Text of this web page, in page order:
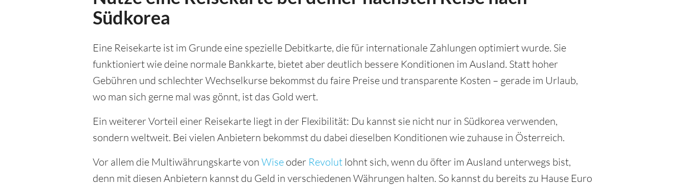
Südkorea
Eine Reisekarte ist im Grunde eine spezielle Debitkarte, die für internationale Zahlungen optimiert wurde. Sie
funktioniert wie deine normale Bankkarte, bietet aber deutlich bessere Konditionen im Ausland. Statt hoher
Gebühren und schlechter Wechselkurse bekommst du faire Preise und transparente Kosten – gerade im Urlaub,
wo man sich gerne mal was gönnt, ist das Gold wert.
Ein weiterer Vorteil einer Reisekarte liegt in der Flexibilität: Du kannst sie nicht nur in Südkorea verwenden,
sondern weltweit. Bei vielen Anbietern bekommst du dabei dieselben Konditionen wie zuhause in Österreich.
Vor allem die Multiwährungskarte von Wise oder Revolut lohnt sich, wenn du öfter im Ausland unterwegs bist,
denn mit diesen Anbietern kannst du Geld in verschiedenen Währungen halten. So kannst du bereits zu Hause Euro